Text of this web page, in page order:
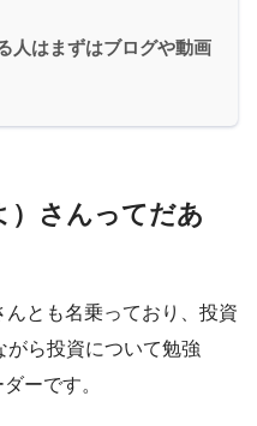
人はまずはブログや動画
）さんってだあ
とも名乗っており、投資
がら投資について勉強
ーです。